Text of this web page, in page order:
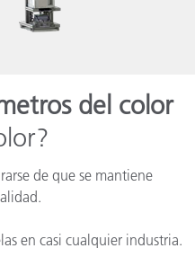
del color
de que se mantiene
en casi cualquier industria.